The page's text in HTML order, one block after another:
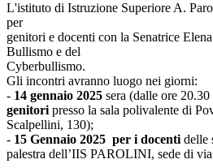
L'istituto di Istruzione Superiore A.
per
genitori e docenti con la Senatrice
Bullismo e del
Cyberbullismo.
Gli incontri avranno luogo nei giorni:
- 14 gennaio 2025 sera (dalle ore
genitori presso la sala polivalente di
Scalpellini, 130);
- 15 Gennaio 2025 per i docenti delle
palestra dell’IIS PAROLINI, sede di